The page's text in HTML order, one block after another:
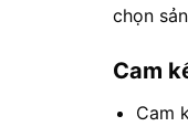
chọn sản
Cam
Cam